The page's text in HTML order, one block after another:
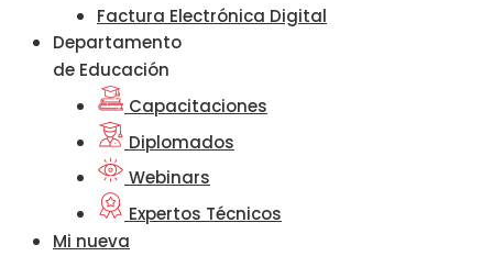
Factura Electrónica Digital
Departamento
de Educación
Capacitaciones
Diplomados
Webinars
Expertos Técnicos
Mi nueva